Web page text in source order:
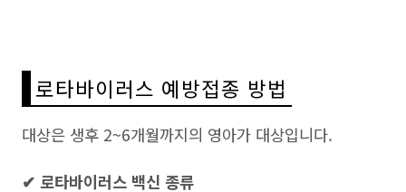
로타바이러스 예방접종 방법
대상은 생후 2~6개월까지의 영아가 대상입니다.
✔ 로타바이러스 백신 종류